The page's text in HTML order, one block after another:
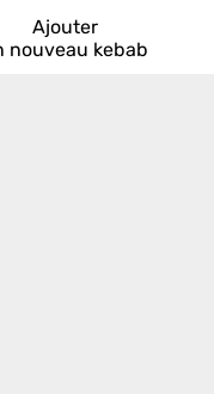
Ajouter
nouveau kebab